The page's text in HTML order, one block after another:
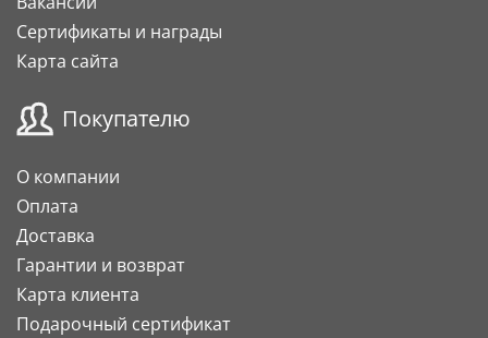
Сертификаты и награды
Карта сайта
Покупателю
О компании
Оплата
Доставка
Гарантии и возврат
Карта клиента
Подарочный сертификат